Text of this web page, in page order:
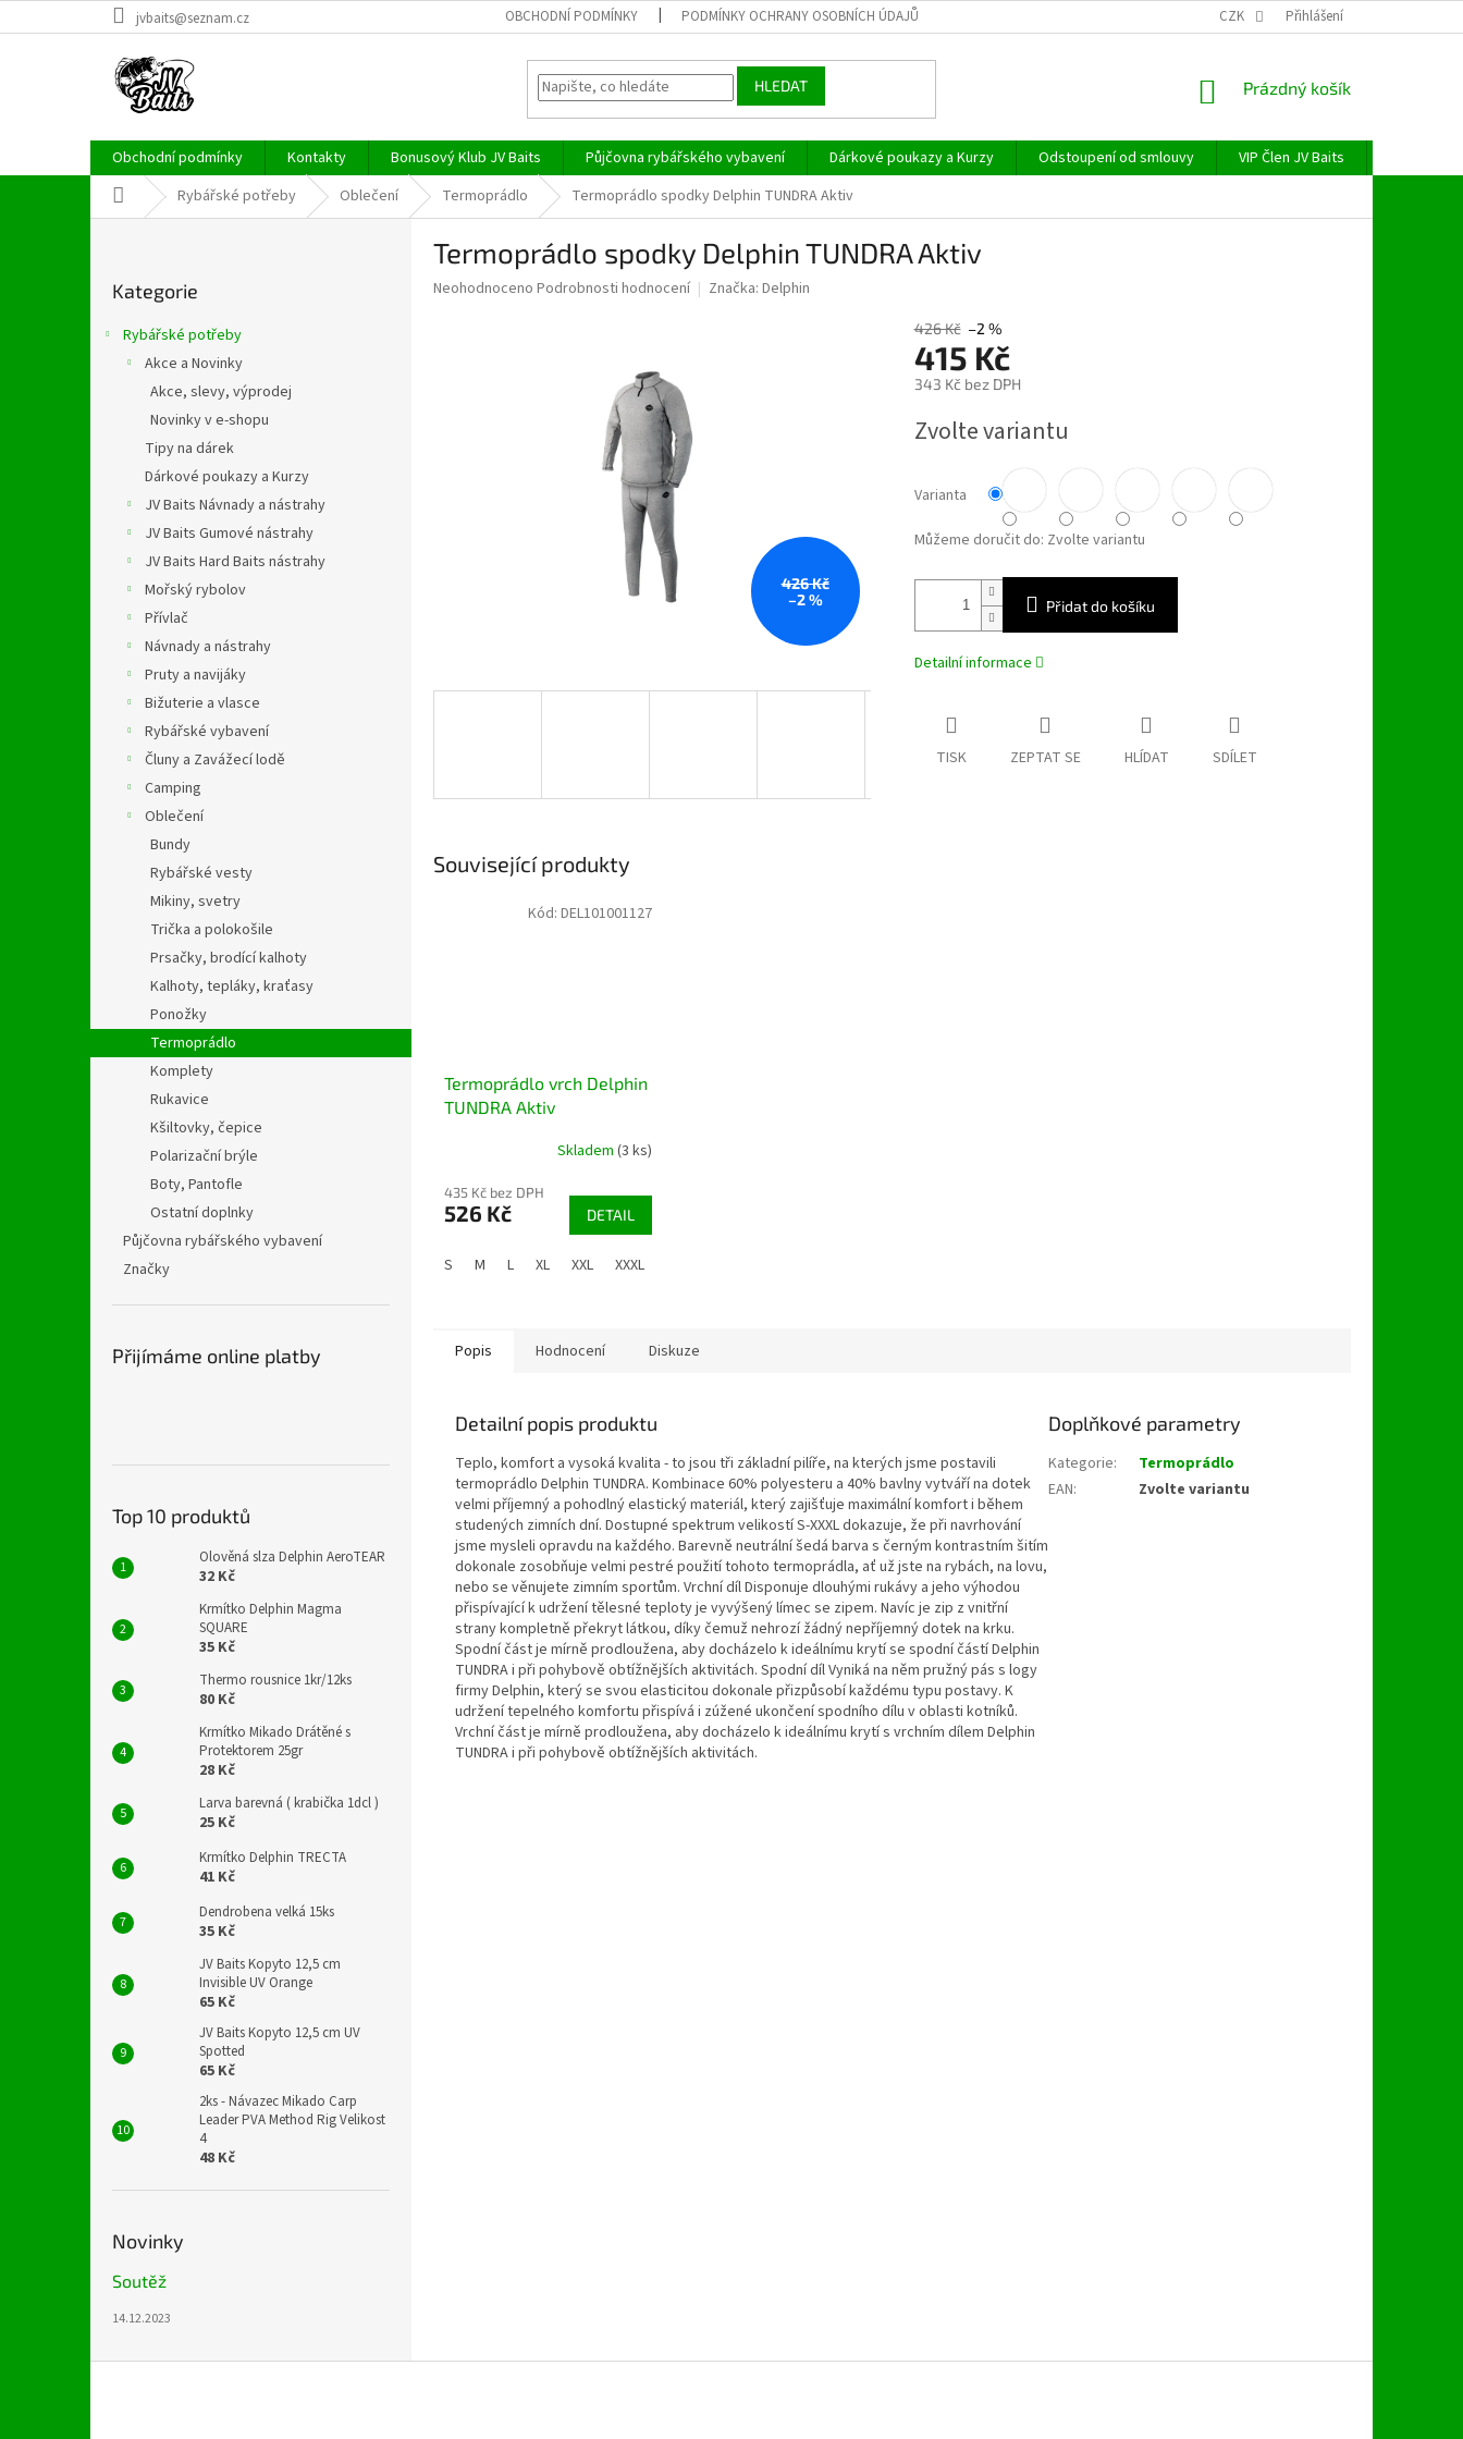
na
jvbaits@seznam.cz OBCHODNÍ PODMÍNKY PODMÍNKY OCHRANY OSOBNÍCH ÚDAJŮ CZK Přihlášení
HLEDAT
NÁKUPNÍ
Prázdný košík
Obchodní podmínky Kontakty Bonusový Klub JV Baits Půjčovna rybářského vybavení Dárkové poukazy a Kurzy Odstoupení od smlouvy VIP Člen JV Baits
Domů Rybářské potřeby Oblečení Termoprádlo Termoprádlo spodky Delphin TUNDRA Aktiv
kategorie
Kategorie
Rybářské potřeby
Akce a Novinky
Akce, slevy, výprodej
Novinky v e-shopu
Tipy na dárek
Dárkové poukazy a Kurzy
JV Baits Návnady a nástrahy
JV Baits Gumové nástrahy
JV Baits Hard Baits nástrahy
Mořský rybolov
Přívlač
Návnady a nástrahy
Pruty a navijáky
Bižuterie a vlasce
Rybářské vybavení
Čluny a Zavážecí lodě
Camping
Oblečení
Bundy
Rybářské vesty
Mikiny, svetry
Trička a polokošile
Prsačky, brodící kalhoty
Kalhoty, tepláky, kraťasy
Ponožky
Termoprádlo
Komplety
Rukavice
Kšiltovky, čepice
Polarizační brýle
Boty, Pantofle
Ostatní doplnky
Půjčovna rybářského vybavení
Značky
Přijímáme online platby
Top 10 produktů
Olověná slza Delphin AeroTEAR
32 Kč
Krmítko Delphin Magma
SQUARE
35 Kč
Thermo rousnice 1kr/12ks
80 Kč
Krmítko Mikado Drátěné s
Protektorem 25gr
28 Kč
Larva barevná ( krabička 1dcl )
25 Kč
Krmítko Delphin TRECTA
41 Kč
Dendrobena velká 15ks
35 Kč
JV Baits Kopyto 12,5 cm
Invisible UV Orange
65 Kč
JV Baits Kopyto 12,5 cm UV
Spotted
65 Kč
2ks - Návazec Mikado Carp
Leader PVA Method Rig Velikost
4
48 Kč
Novinky
Soutěž
14.12.2023
Termoprádlo spodky Delphin TUNDRA Aktiv
Průměrné
Neohodnoceno Podrobnosti hodnocení Značka: Delphin
426 Kč
–2 %
426 Kč –2 %
415 Kč
343 Kč bez DPH
cena:
Zvolte variantu
Varianta
Můžeme doručit do: Zvolte variantu
Přidat do košíku
Detailní informace
TISK ZEPTAT SE HLÍDAT SDÍLET
Související produkty
Termoprádlo vrch Delphin
TUNDRA Aktiv
produktu
je
z
Skladem (3 ks)
435 Kč bez DPH
526 Kč DETAIL
S M L XL XXL XXXL
Kód: DEL101001127
Popis Hodnocení Diskuze
Detailní popis produktu
Teplo, komfort a vysoká kvalita - to jsou tři základní pilíře, na kterých jsme postavili
termoprádlo Delphin TUNDRA. Kombinace 60% polyesteru a 40% bavlny vytváří na dotek
velmi příjemný a pohodlný elastický materiál, který zajišťuje maximální komfort i během
studených zimních dní. Dostupné spektrum velikostí S-XXXL dokazuje, že při navrhování
jsme mysleli opravdu na každého. Barevně neutrální šedá barva s černým kontrastním šitím
dokonale zosobňuje velmi pestré použití tohoto termoprádla, ať už jste na rybách, na lovu,
nebo se věnujete zimním sportům. Vrchní díl Disponuje dlouhými rukávy a jeho výhodou
přispívající k udržení tělesné teploty je vyvýšený límec se zipem. Navíc je zip z vnitřní
strany kompletně překryt látkou, díky čemuž nehrozí žádný nepříjemný dotek na krku.
Spodní část je mírně prodloužena, aby docházelo k ideálnímu krytí se spodní částí Delphin
TUNDRA i při pohybově obtížnějších aktivitách. Spodní díl Vyniká na něm pružný pás s logy
firmy Delphin, který se svou elasticitou dokonale přizpůsobí každému typu postavy. K
udržení tepelného komfortu přispívá i zúžené ukončení spodního dílu v oblasti kotníků.
Vrchní část je mírně prodloužena, aby docházelo k ideálnímu krytí s vrchním dílem Delphin
TUNDRA i při pohybově obtížnějších aktivitách.
Doplňkové parametry
Kategorie:
Termoprádlo
EAN: Zvolte variantu